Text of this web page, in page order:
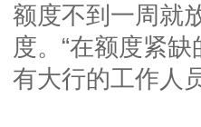
额度不到一周就
度。“在额度紧
有大行的工作人